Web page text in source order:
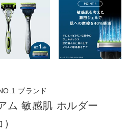
ブランド
ム 敏感肌 ホルダー